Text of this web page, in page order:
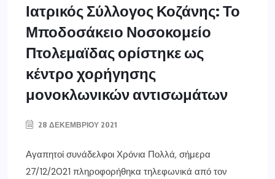
Ιατρικός Σύλλογος Κοζάνης: Το
Μποδοσάκειο Νοσοκομείο
Πτολεμαϊδας ορίστηκε ως
κέντρο χορήγησης
μονοκλωνικών αντισωμάτων
28 ΔΕΚΕΜΒΡΊΟΥ 2021
Αγαπητοί συνάδελφοι Χρόνια Πολλά, σήμερα
27/12/2021 πληροφορήθηκα τηλεφωνικά από τον